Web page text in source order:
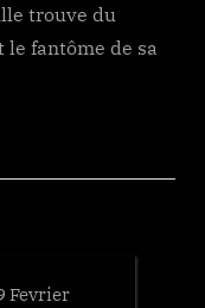
trouve du
fantôme de sa
Fevrier